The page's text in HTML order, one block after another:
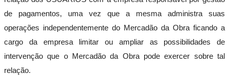
de pagamentos, uma vez que a mesma administra suas
operações independentemente do Mercadão da Obra ficando a
cargo da empresa limitar ou ampliar as possibilidades de
intervenção que o Mercadão da Obra pode exercer sobre tal
relação.